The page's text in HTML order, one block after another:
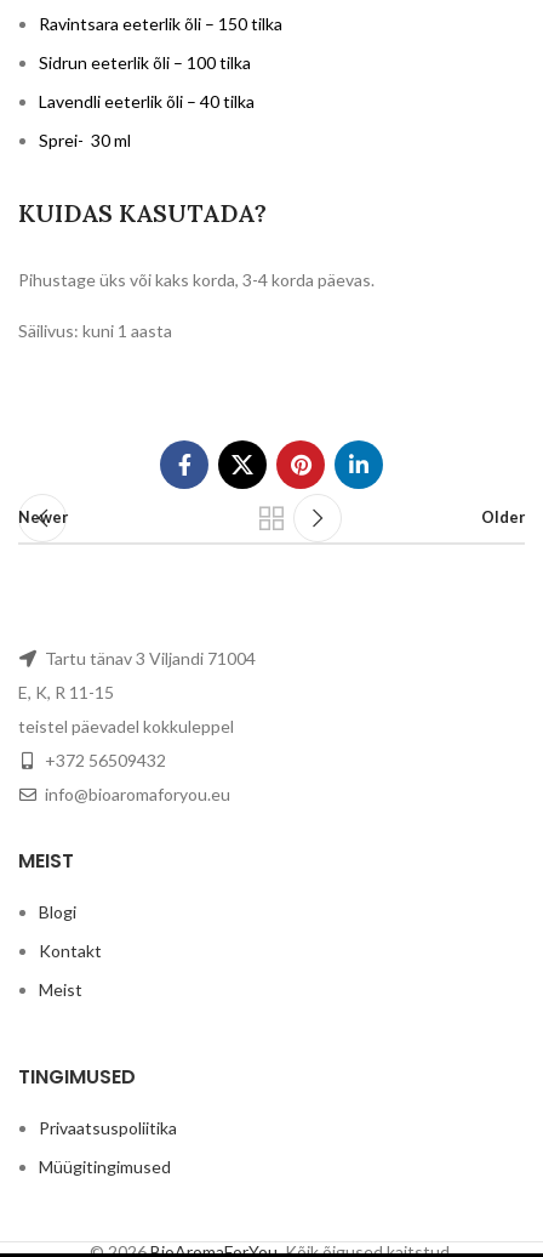
Ravintsara eeterlik õli – 150 tilka
Sidrun eeterlik õli – 100 tilka
Lavendli eeterlik õli – 40 tilka
Sprei- 30 ml
KUIDAS KASUTADA?
Pihustage üks või kaks korda, 3-4 korda päevas.
Säilivus: kuni 1 aasta
Newer Older
Tartu tänav 3 Viljandi 71004
E, K, R 11-15
teistel päevadel kokkuleppel
+372 56509432
info@bioaromaforyou.eu
MEIST
Blogi
Kontakt
Meist
TINGIMUSED
Privaatsuspoliitika
Müügitingimused
© 2026BioAromaForYou. Kõik õigused kaitstud.